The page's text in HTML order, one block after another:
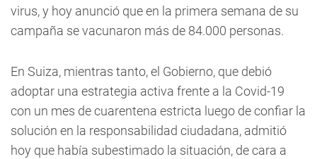
virus, y hoy anunció que en la primera semana de su
campaña se vacunaron más de 84.000 personas.
En Suiza, mientras tanto, el Gobierno, que debió
adoptar una estrategia activa frente a la Covid-19
con un mes de cuarentena estricta luego de confiar la
solución en la responsabilidad ciudadana, admitió
hoy que había subestimado la situación, de cara a